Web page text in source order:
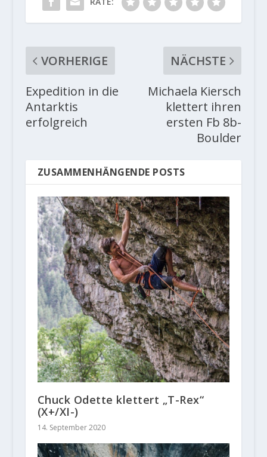
VORHERIGE
Expedition in die
Antarktis
erfolgreich
NÄCHSTE
Michaela Kiersch
klettert ihren
ersten Fb 8b-
Boulder
ZUSAMMENHÄNGENDE POSTS
Chuck Odette klettert „T-Rex“
(X+/XI-)
14. September 2020